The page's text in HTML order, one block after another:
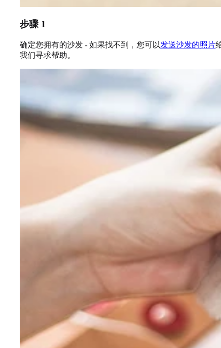
步骤 1
确定您拥有的沙发 - 如果找不到，您可以发送沙发的照片
我们寻求帮助。